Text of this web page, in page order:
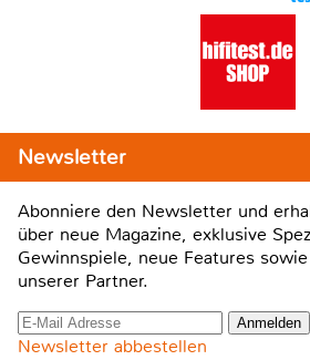
Newsletter
Abonniere den Newsletter und
über neue Magazine, exklusive
Gewinnspiele, neue Features
unserer Partner.
Newsletter abbestellen